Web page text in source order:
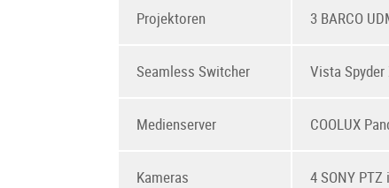
Projektoren 3 BARCO
Seamless Switcher Vista Spyder
Medienserver COOLUX
Kameras 4 SONY